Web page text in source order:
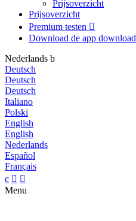
Prijsoverzicht
Prijsoverzicht
Premium testen 
Download de app download
Nederlands b
Deutsch
Deutsch
Deutsch
Italiano
Polski
English
English
Nederlands
Español
Français
c  
Menu